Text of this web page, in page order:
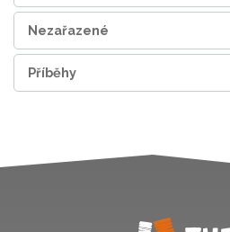
Nezařazené
Příběhy